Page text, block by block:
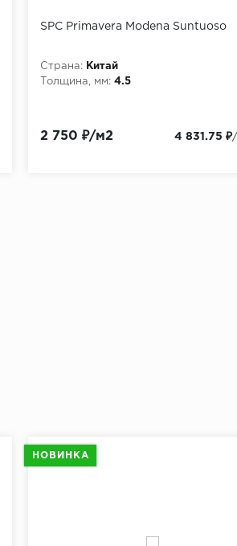
SPC Primavera Modena Suntuoso
Страна:
Китай
Толщина, мм: 4.5
2 750 ₽/м2 4 831.75 ₽/
НОВИНКА